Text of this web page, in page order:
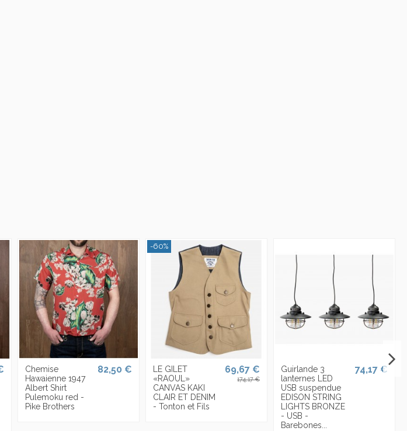
Chemise
Hawaienne 1947
Albert Shirt
Pulemoku red -
Pike Brothers
82,50 €
-60%
LE GILET
«RAOUL»
CANVAS KAKI
CLAIR ET DENIM
- Tonton et Fils
69,67 €
174,17 €
Guirlande 3
lanternes LED
USB suspendue
EDISON STRING
LIGHTS BRONZE
- USB -
Barebones...
74,17 €